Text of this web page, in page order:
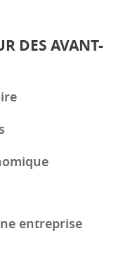
DES AVANT-
entreprise